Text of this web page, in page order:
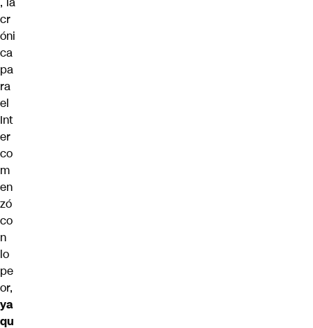
cr
óni
ca
pa
ra
el
Int
er
co
m
en
zó
co
n
lo
pe
or,
ya
qu